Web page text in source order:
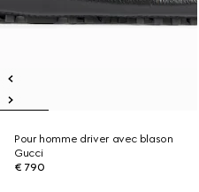
Pour homme driver avec blason
Gucci
€ 790